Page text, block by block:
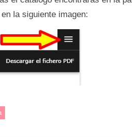
la siguiente imagen: